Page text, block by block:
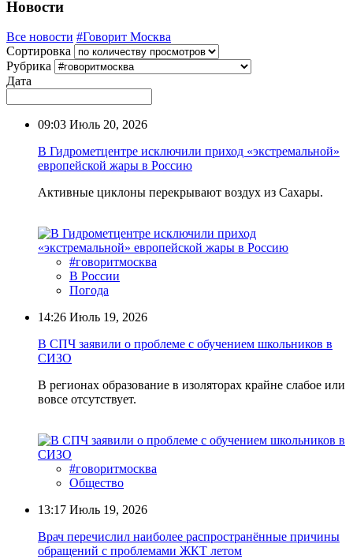
Новости
Все новости #Говорит Москва
Сортировка
Рубрика
Дата
09:03 Июль 20, 2026
В Гидрометцентре исключили приход «экстремальной»
европейской жары в Россию
Активные циклоны перекрывают воздух из Сахары.
#говоритмосква
В России
Погода
14:26 Июль 19, 2026
В СПЧ заявили о проблеме с обучением школьников в
СИЗО
В регионах образование в изоляторах крайне слабое или
вовсе отсутствует.
#говоритмосква
Общество
13:17 Июль 19, 2026
Врач перечислил наиболее распространённые причины
обращений с проблемами ЖКТ летом